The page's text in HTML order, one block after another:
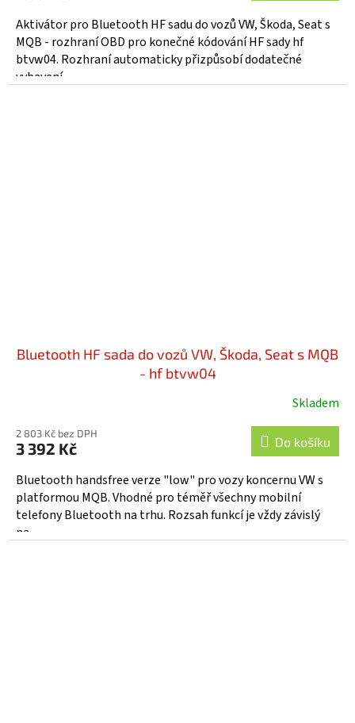
Aktivátor pro Bluetooth HF sadu do vozů VW, Škoda, Seat s
MQB - rozhraní OBD pro konečné kódování HF sady hf
btvw04. Rozhraní automaticky přizpůsobí dodatečné
vybavení...
Bluetooth HF sada do vozů VW, Škoda, Seat s MQB
- hf btvw04
Skladem
2 803 Kč bez DPH
3 392 Kč Do košíku
Bluetooth handsfree verze "low" pro vozy koncernu VW s
platformou MQB. Vhodné pro téměř všechny mobilní
telefony Bluetooth na trhu. Rozsah funkcí je vždy závislý
na...